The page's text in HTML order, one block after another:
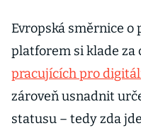
Evropská směrnice
platforem si klade za
pracujících pro
zároveň usnadnit
statusu – tedy zda